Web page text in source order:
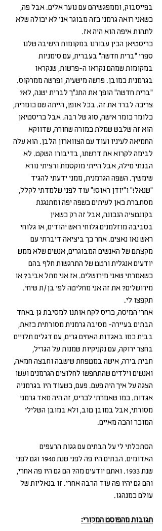
בפייסבוק, וממפגשיהם עם נוער אלים. אבל פה,
כשאני רואה גרמני כזה מבוגר אני לא יכולה שלא
לתהות איפה הוא היה אז.
כריסטיאן הכין עבורנו במקומות הישיבה שלנו
ספרי "ברית חדשה" בעברית, עם סימניות
במקומות שמהם נקראו ה-פרשות, שנקראו
בגרמנית כמובן. פרשה מישעיה, ופרשה ממרקוס.
"ברית חדשה" הופך את התנ"ך לברית ישנה, לא?
צריכה לברר את זה. בכל אופן, הייתה שם כומרית,
כלומר כומר אישה, סוג של רבה. אבל כריסטיאן
הוא זה שלבש שמלת כמורה שחורה, שדווקא
החמיאה לעיניו ועוד עם הצווארון הלבן. הוא עלה
לבימה לקרוא את דרשתו, בדיבורו השקט. לא
הבנתי מילה, אבל הייתי מוקסמת ורציתי נורא
שימשיך. השפה הגרמנית, ממני ידעתי להגיד
"שנאל!" ו"יודן ראוס!" עוד לפני שלמדתי לקלל,
מסתברת כאן לעיתים כשפה יפה ומתנגנת
בקונטציה הנכונה, אבל זה רק כשאין
בסביבה מוזלמנים גלוחי ראש יהודים, או גלוחי
ראש נאו נאצים. אחר כך ביציאה דיברתי עם
מקצתם של האנשים המבוגרים, אנשים שלא ממש
יודעים אנגלית ורטט של התרגשות חלף בהם
כשאמרתי שאני מירושלים. אז אני מתל אביב? או
מירושלים? את זה אני מחליטה לפי בן/ת שיחי.
תקפצו לי.
אחרי המיסה, כריס לקח אותנו למסיבת גן באחד
הבתים בעיירה- מסיבה גרמנית מסורתית כזאת,
בבית כמו באגדות האחים גרים, עם דגלים תלויים
בחצר ירוקה, עם נקניקיות שמנות על הגריל,
חבית בירה, אישה במטפחת שישבה וחבצה חמאה,
ואנשים וילדים שהתחפשו לחלוצים הגרמנים ועשו
הצגה על איך היה פעם. פעם, כשעוד היו בגרמניה
אגדות. כמו שאמרתי לכריס, זה היה מאד גרמני
מסורתי, אבל במובן טוב, ולא במובן השלילי
המוכר והכה מאיים.
הסתכלתי לי על הבתים עם גגות הרעפים
האדומים. הבתים היו פה לפני שנת 1940 וגם לפני
שנת 1933. ואתם יודעים מה? הם גם היו פה אחרי,
והם גם יהיו פה עוד הרבה אחרי. זו בנאליות של
עולם כמנהגו.
תגובות מהפוסט המקורי: